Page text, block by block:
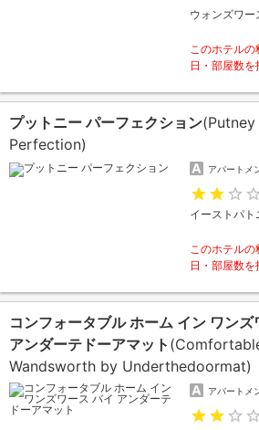
ウォンズワー
このホテル
日・部屋数
プットニー パーフェクション(Putney
Perfection)
アパートメ
イーストパト
このホテル
日・部屋数
コンフォータブル ホーム イン ワンズ
アンダーテドーアマット
Wandsworth by Underthedoormat)
アパートメ